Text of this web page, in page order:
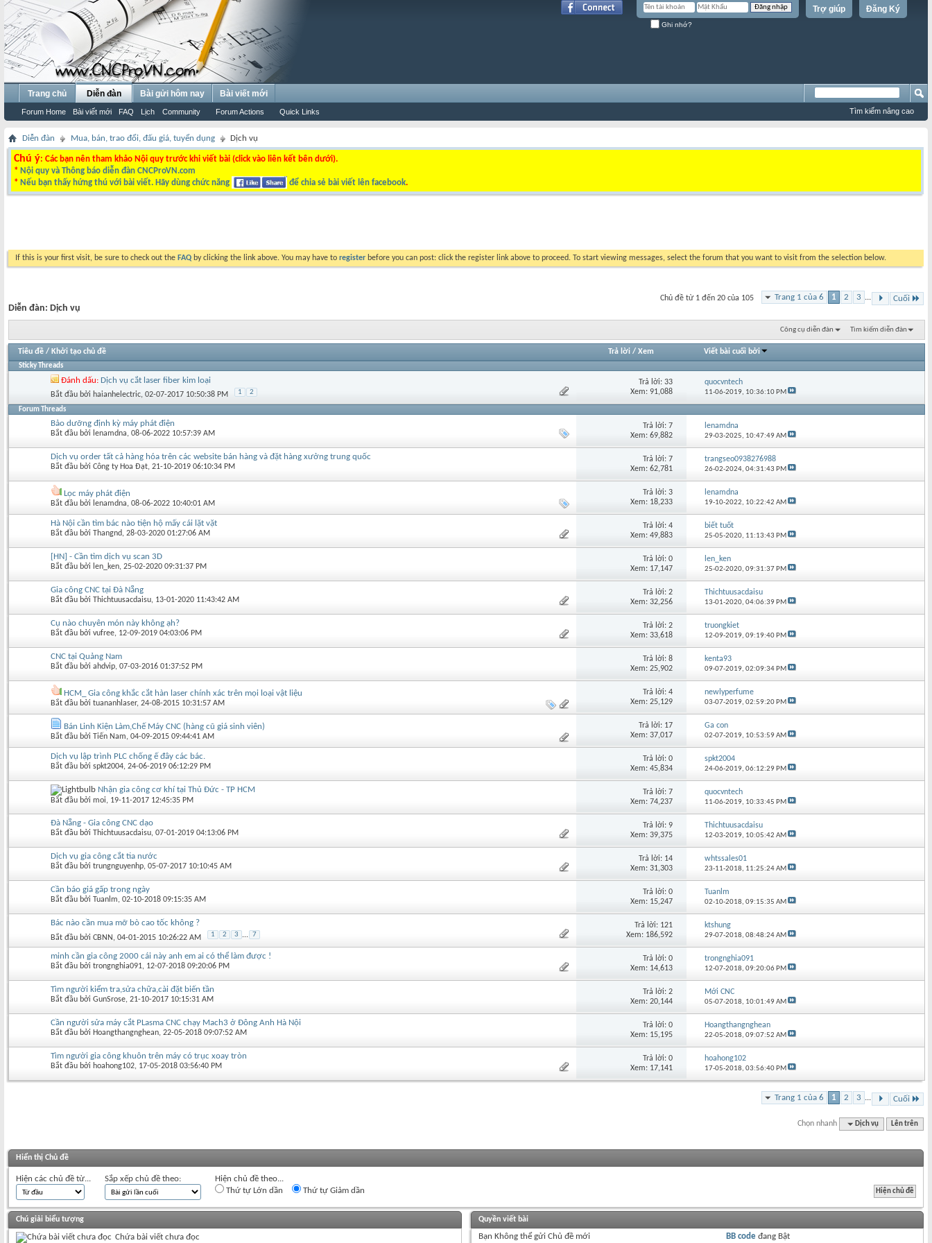
Đăng Ký
Trợ giúp
Ghi nhớ?
Trang chủ Diễn đàn
Forum Home Bài viết mới FAQ Lịch Community Forum Actions Quick Links
Bài gửi hôm nay Bài viết mới
Tìm kiếm nâng cao
Diễn đàn Mua, bán, trao đổi, đấu giá, tuyển dụng Dịch vụ
Chú ý: Các bạn nên tham khảo Nội quy trước khi viết bài (click vào liên kết bên dưới).
* Nội quy và Thông báo diễn đàn CNCProVN.com
* Nếu bạn thấy hứng thú với bài viết. Hãy dùng chức năng để chia sẻ bài viết lên facebook.
If this is your first visit, be sure to check out the FAQ by clicking the link above. You may have to register before you can post: click the register link above to proceed. To start viewing messages, select the forum that you want to visit from the selection below.
Trang 1 của 6 1 2 3 ... Cuối
Chủ đề từ 1 đến 20 của 105
Diễn đàn: Dịch vụ
Công cụ diễn đàn Tìm kiếm diễn đàn
Tiêu đề / Khởi tạo chủ đề Trả lời/ Xem Viết bài cuối bởi
Sticky Threads
Đánh dấu: Dịch vụ cắt laser fiber kim loại
Bắt đầu bởi haianhelectric‎, 02-07-2017 10:50:38 PM 1 2
Trả lời: 33
Xem: 91,088
quocvntech
11-06-2019, 10:36:10 PM
Forum Threads
Bảo dưỡng định kỳ máy phát điện
Bắt đầu bởi lenamdna‎, 08-06-2022 10:57:39 AM
Trả lời: 7
Xem: 69,882
lenamdna
29-03-2025, 10:47:49 AM
Dịch vụ order tất cả hàng hóa trên các website bán hàng và đặt hàng xưởng trung quốc
Bắt đầu bởi Công ty Hoa Đạt‎, 21-10-2019 06:10:34 PM
Trả lời: 7
Xem: 62,781
trangseo0938276988
26-02-2024,04:31:43 PM
Lọc máy phát điện
Bắt đầu bởi lenamdna‎, 08-06-2022 10:40:01 AM
Trả lời: 3
Xem: 18,233
lenamdna
19-10-2022, 10:22:42 AM
Hà Nội cần tìm bác nào tiện hộ mấy cái lặt vặt
Bắt đầu bởi Thangnd‎, 28-03-2020 01:27:06 AM
Trả lời: 4
Xem: 49,883
biết tuốt
25-05-2020, 11:13:43 PM
[HN] - Cần tìm dịch vụ scan 3D
Bắt đầu bởi len_ken‎, 25-02-2020 09:31:37 PM
Trả lời: 0
Xem: 17,147
len_ken
25-02-2020,09:31:37 PM
Gia công CNC tại Đà Nẵng
Bắt đầu bởi Thichtuusacdaisu‎, 13-01-2020 11:43:42 AM
Trả lời: 2
Xem: 32,256
Thichtuusacdaisu
13-01-2020,04:06:39 PM
Cụ nào chuyên món này không ạh?
Bắt đầu bởi vufree‎, 12-09-2019 04:03:06 PM
Trả lời: 2
Xem: 33,618
truongkiet
12-09-2019,09:19:40 PM
CNC tại Quảng Nam
Bắt đầu bởi ahdvip‎, 07-03-2016 01:37:52 PM
Trả lời: 8
Xem: 25,902
kenta93
09-07-2019,02:09:34 PM
HCM_ Gia công khắc cắt hàn laser chính xác trên mọi loại vật liệu
Bắt đầu bởi tuananhlaser‎, 24-08-2015 10:31:57 AM
Trả lời: 4
Xem: 25,129
newlyperfume
03-07-2019,02:59:20 PM
Bán Linh Kiện Làm,Chế Máy CNC (hàng cũ giá sinh viên)
Bắt đầu bởi Tiến Nam‎, 04-09-2015 09:44:41 AM
Trả lời: 17
Xem: 37,017
Ga con
02-07-2019, 10:53:59 AM
Dịch vụ lập trình PLC chống ế đây các bác.
Bắt đầu bởi spkt2004‎, 24-06-2019 06:12:29 PM
Trả lời: 0
Xem: 45,834
spkt2004
24-06-2019,06:12:29 PM
Nhận gia công cơ khí tại Thủ Đức - TP HCM
Bắt đầu bởi moi‎, 19-11-2017 12:45:35 PM
Trả lời: 7
Xem: 74,237
quocvntech
11-06-2019, 10:33:45 PM
Đà Nẵng - Gia công CNC dạo
Bắt đầu bởi Thichtuusacdaisu‎, 07-01-2019 04:13:06 PM
Trả lời: 9
Xem: 39,375
Thichtuusacdaisu
12-03-2019, 10:05:42 AM
Dịch vụ gia công cắt tia nước
Bắt đầu bởi trungnguyenhp‎, 05-07-2017 10:10:45 AM
Trả lời: 14
Xem: 31,303
whtssales01
23-11-2018, 11:25:24 AM
Cần báo giá gấp trong ngày
Bắt đầu bởi Tuanlm‎, 02-10-2018 09:15:35 AM
Trả lời: 0
Xem: 15,247
Tuanlm
02-10-2018,09:15:35 AM
Bác nào cần mua mỡ bò cao tốc không ?
Bắt đầu bởi CBNN ‎, 04-01-2015 10:26:22 AM 1 2 3 ... 7
Trả lời: 121
Xem: 186,592
ktshung
29-07-2018,08:48:24 AM
minh cần gia công 2000 cái này anh em ai có thể làm được !
Bắt đầu bởi trongnghia091‎, 12-07-2018 09:20:06 PM
Trả lời: 0
Xem: 14,613
trongnghia091
12-07-2018,09:20:06 PM
Tìm người kiểm tra,sửa chữa,cài đặt biến tần
Bắt đầu bởi GunSrose‎, 21-10-2017 10:15:31 AM
Trả lời: 2
Xem: 20,144
Mới CNC
05-07-2018, 10:01:49 AM
Cần người sửa máy cắt PLasma CNC chạy Mach3 ở Đông Anh Hà Nội
Bắt đầu bởi Hoangthangnghean‎, 22-05-2018 09:07:52 AM
Trả lời: 0
Xem: 15,195
Hoangthangnghean
22-05-2018,09:07:52 AM
Tìm người gia công khuôn trên máy có trục xoay tròn
Bắt đầu bởi hoahong102‎, 17-05-2018 03:56:40 PM
Trả lời: 0
Xem: 17,141
hoahong102
17-05-2018,03:56:40 PM
Trang 1 của 6 1 2 3 ... Cuối
Chọn nhanh Dịch vụ Lên trên
Hiển thị Chủ đề
Hiện các chủ đề từ... Sắp xếp chủ đề theo:
Hiện chủ đề theo...
Thứ tự Lớn dần
Thứ tự Giảm dần
Chú giải biểu tượng
Chứa bài viết chưa đọc
Quyền viết bài
Bạn Không thểgửi Chủ đề mới BB code đang Bật